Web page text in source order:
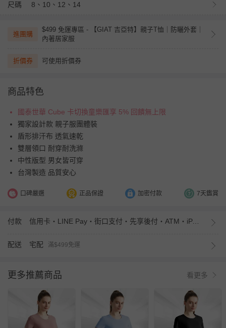
尺碼 8、10、12、14
進團購
$499 免運專區 - 【GIAT 吉亞特】親子T恤｜防曬外套｜
內著居家服
折價券 可使用折價券
商品特色
國泰世華 Cube 卡切換童樂匯享 5% 回饋無上限
獨家設計款 親子服團體裝
盾形排汗布 透氣速乾
雙層領口 耐穿耐洗滌
中性版型 男女皆可穿
台灣製造 品質安心
口碑嚴選 正品保證 加密付款 7天鑑賞
付款 信用卡・LINE Pay・街口支付・先享後付・ATM・iPASS MONEY
配送 宅配 滿$499免運
更多推薦商品 看更多